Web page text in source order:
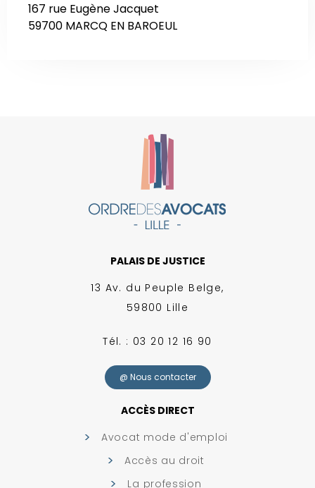
167 rue Eugène Jacquet
59700 MARCQ EN BAROEUL
PALAIS DE JUSTICE
13 Av. du Peuple Belge,
59800 Lille
Tél. : 03 20 12 16 90
@ Nous contacter
ACCÈS DIRECT
Avocat mode d'emploi
Accès au droit
La profession